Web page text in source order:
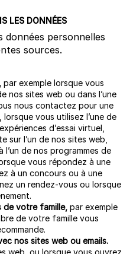
LES DONNÉES
données personnelles
sources.
par exemple lorsque vous
nos sites web ou dans l’une
nous contactez pour une
vous utilisez l’une de
d’essai virtuel,
sur l’un de nos sites web,
de nos programmes de
vous répondez à une
à un concours ou à une
un rendez-vous ou lorsque
de votre famille, par exemple
de votre famille vous
nos sites web ou emails.
web, ou lorsque vous ouvrez